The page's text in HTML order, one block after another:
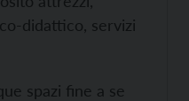
didattico, servizi
spazi fine a se